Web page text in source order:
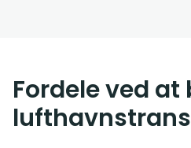
Fordele ved at